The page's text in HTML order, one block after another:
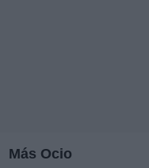
Más Ocio